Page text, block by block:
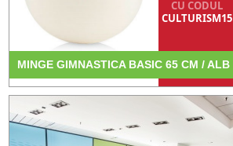
CU CODUL
CULTURISM15
MINGE GIMNASTICA BASIC 65 CM / ALB